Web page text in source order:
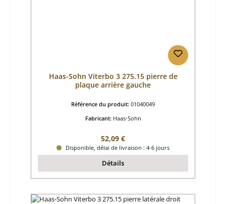
Haas-Sohn Viterbo 3 275.15 pierre de
plaque arrière gauche
Référence du produit: 01040049
Fabricant: Haas-Sohn
Prix régulier :
52,09 €
Disponible, délai de livraison : 4-6 jours
Détails